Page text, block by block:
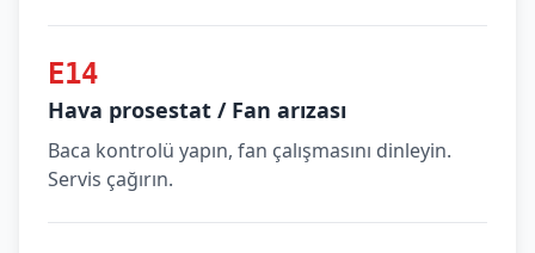
E14
Hava prosestat / Fan arızası
Baca kontrolü yapın, fan çalışmasını dinleyin.
Servis çağırın.